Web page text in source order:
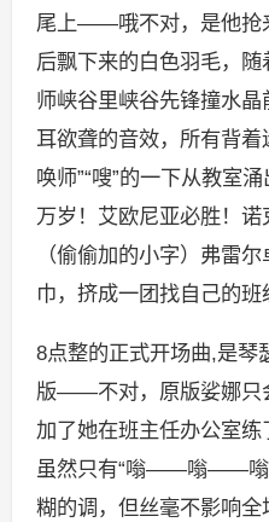
尾上——哦不对，是他抢
后飘下来的白色羽毛，
师峡谷里峡谷先锋撞水
耳欲聋的音效，所有背着
唤师”“嗖”的一下从教室
万岁！艾欧尼亚必胜！诺
（偷偷加的小字）弗雷
巾，挤成一团找自己的班
8点整的正式开场曲,是琴
版——不对，原版娑娜只
加了她在班主任办公室练
虽然只有“嗡——嗡——嗡
糊的调，但丝毫不影响全